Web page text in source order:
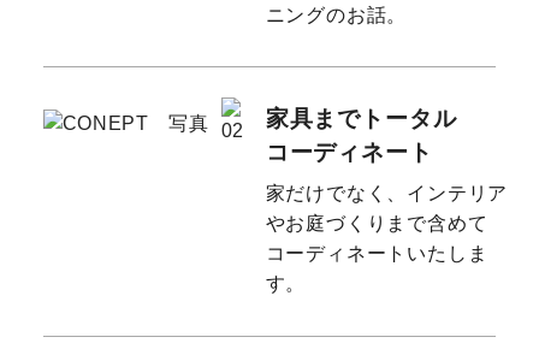
ニングのお話。
家具までトータル
コーディネート
家だけでなく、インテリア
やお庭づくりまで含めて
コーディネートいたしま
す。